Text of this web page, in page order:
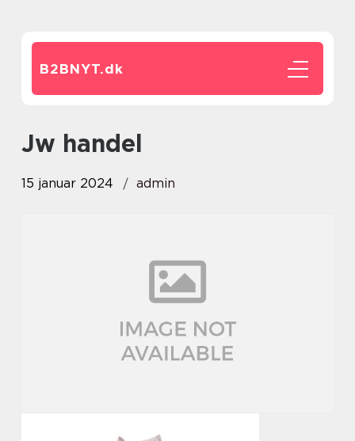
B2BNYT.dk
jw handel
15 januar 2024 admin